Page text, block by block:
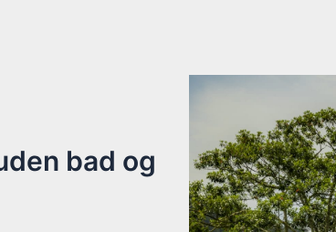
bad og